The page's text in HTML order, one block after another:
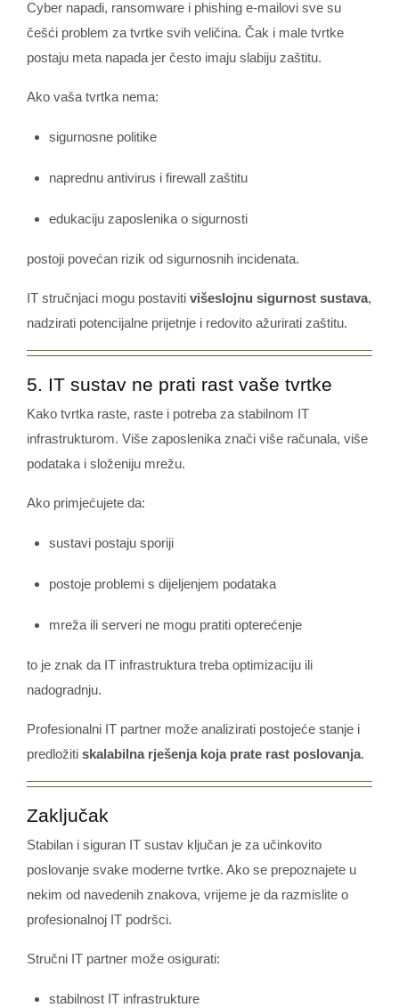
Cyber napadi, ransomware i phishing e-mailovi sve su
češći problem za tvrtke svih veličina. Čak i male tvrtke
postaju meta napada jer često imaju slabiju zaštitu.
Ako vaša tvrtka nema:
sigurnosne politike
naprednu antivirus i firewall zaštitu
edukaciju zaposlenika o sigurnosti
postoji povećan rizik od sigurnosnih incidenata.
IT stručnjaci mogu postaviti višeslojnu sigurnost sustava,
nadzirati potencijalne prijetnje i redovito ažurirati zaštitu.
5. IT sustav ne prati rast vaše tvrtke
Kako tvrtka raste, raste i potreba za stabilnom IT
infrastrukturom. Više zaposlenika znači više računala, više
podataka i složeniju mrežu.
Ako primjećujete da:
sustavi postaju sporiji
postoje problemi s dijeljenjem podataka
mreža ili serveri ne mogu pratiti opterećenje
to je znak da IT infrastruktura treba optimizaciju ili
nadogradnju.
Profesionalni IT partner može analizirati postojeće stanje i
predložiti skalabilna rješenja koja prate rast poslovanja.
Zaključak
Stabilan i siguran IT sustav ključan je za učinkovito
poslovanje svake moderne tvrtke. Ako se prepoznajete u
nekim od navedenih znakova, vrijeme je da razmislite o
profesionalnoj IT podršci.
Stručni IT partner može osigurati:
stabilnost IT infrastrukture